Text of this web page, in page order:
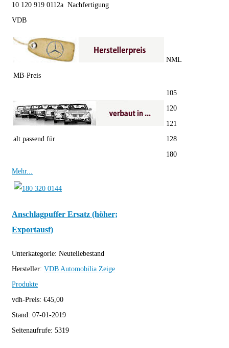
10 120 919 0112a Nachfertigung
VDB
MB-Preis
NML
alt passend für
105
120
121
128
180
Mehr...
Anschlagpuffer Ersatz (höher;
Exportausf)
Unterkategorie: Neuteilebestand
Hersteller: VDB Automobilia Zeige
Produkte
vdh-Preis: €45,00
Stand: 07-01-2019
Seitenaufrufe: 5319